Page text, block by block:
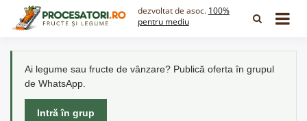
dezvoltat de asoc. 100%
pentru mediu
Ai legume sau fructe de vânzare? Publică oferta în grupul
de WhatsApp.
Intră în grup